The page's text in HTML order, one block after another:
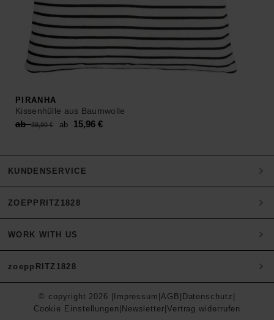
PIRANHA
Kissenhülle aus Baumwolle
ab39,90€
Original
was:
ab 39,90 €.
ab 15,96 €Current
is:
KUNDENSERVICE
Mein Konto
Zahlung
Versand & Retoure
Kontakt
ZOEPPRITZ1828
Heritage Quality Passion
History
zoeppritz ❤ life
Instagram
WORK WITH US
B2B Partner werden
B2B Login
Presse
zoeppRITZ1828
München© copyright 2026 | Impressum | AGB | Datenschutz |
Cookie Einstellungen | Newsletter|Vertrag widerrufen